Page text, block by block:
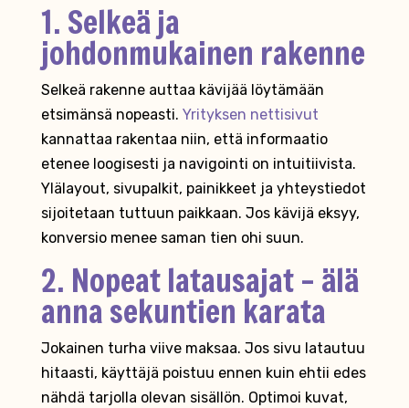
1. Selkeä ja
johdonmukainen rakenne
Selkeä rakenne auttaa kävijää löytämään
etsimänsä nopeasti. Yrityksen nettisivut
kannattaa rakentaa niin, että informaatio
etenee loogisesti ja navigointi on intuitiivista.
Ylälayout, sivupalkit, painikkeet ja yhteystiedot
sijoitetaan tuttuun paikkaan. Jos kävijä eksyy,
konversio menee saman tien ohi suun.
2. Nopeat latausajat – älä
anna sekuntien karata
Jokainen turha viive maksaa. Jos sivu latautuu
hitaasti, käyttäjä poistuu ennen kuin ehtii edes
nähdä tarjolla olevan sisällön. Optimoi kuvat,